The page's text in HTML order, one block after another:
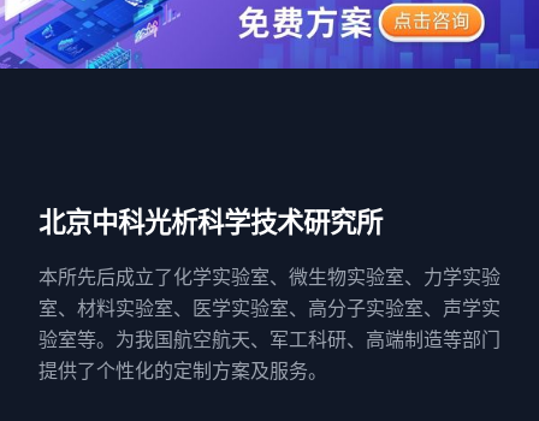
北京中科光析科学技术研究所
本所先后成立了化学实验室、微生物实验室、力学实验
室、材料实验室、医学实验室、高分子实验室、声学实
验室等。为我国航空航天、军工科研、高端制造等部门
提供了个性化的定制方案及服务。